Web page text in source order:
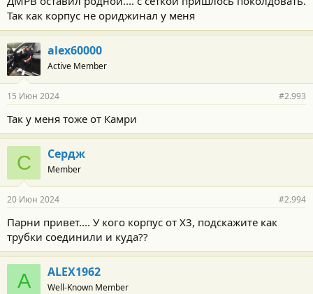
Так как корпус не ориджинал у меня
alex60000
Active Member
15 Июн 2024 #2.993
Так у меня тоже от Камри
С Сердж
Member
20 Июн 2024 #2.994
Парни привет.... У кого корпус от Х3, подскажите как
трубки соединили и куда??
A ALEX1962
Well-Known Member